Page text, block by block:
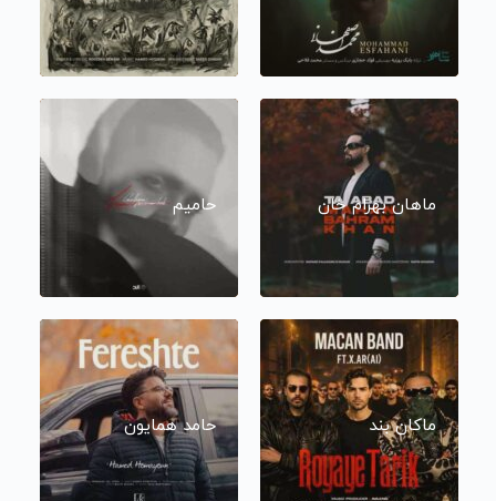
ماهان بهرام خان حامیم
ماکان بند حامد همایون